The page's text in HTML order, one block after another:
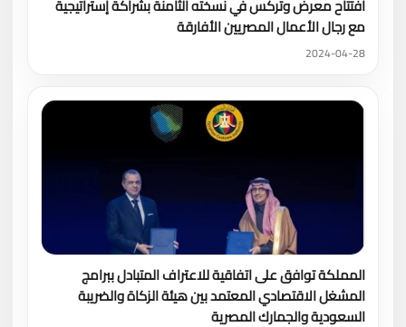
افتتاح معرض وتركس في نسخته الثامنة بشراكة إستراتيجية
مع رجال الأعمال المصريين الأفارقة
2024-04-28
المملكة توافق على اتفاقية للاعتراف المتبادل ببرامج
المشغل الاقتصادي المعتمد بين هيئة الزكاة والضريبة
السعودية والجمارك المصرية